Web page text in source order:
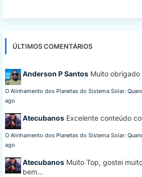
ÚLTIMOS COMENTÁRIOS
Anderson P Santos Muito obrigado
O Alinhamento dos Planetas do Sistema Solar:
ago
Atecubanos Excelente conteúdo
O Alinhamento dos Planetas do Sistema Solar:
ago
Atecubanos Muito Top, gostei
bem...